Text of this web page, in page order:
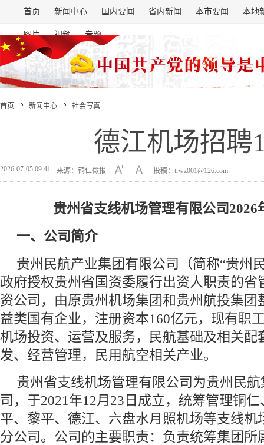
首页 新闻中心 国内要闻 省内新闻 本市要闻 本地
图片 视频 专题
首页 新闻中心 社会写真
德江机场招聘
2026-07-05 09:41 来源：铜仁微报 投稿：trwz001@126.com
贵州省支线机场管理有限公司2026
一、公司简介
贵州民航产业集团有限公司（简称“贵州
政府授权贵州省国资委履行出资人职责的省
资公司，由原贵州机场集团和贵州航投集团
益类国有企业，注册资本160亿元，现有职
机场投资、运营及服务，民航基础及相关配
发、经营管理，民用航空相关产业。
贵州省支线机场管理有限公司为贵州民
司，于2021年12月23日成立，统筹管理铜
平、黎平、德江、六盘水月照机场等支线机
分公司。公司的主要职责：负责统筹集团所